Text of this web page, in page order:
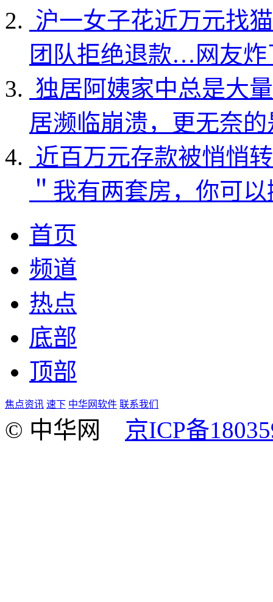
沪一女子花近万元找
团队拒绝退款…网友炸
独居阿姨家中总是大
居濒临崩溃，更无奈
近百万元存款被悄悄
＂我有两套房，你可
首页
频道
热点
底部
顶部
焦点资讯 速下 中华网软件 联系我们
© 中华网 京ICP备